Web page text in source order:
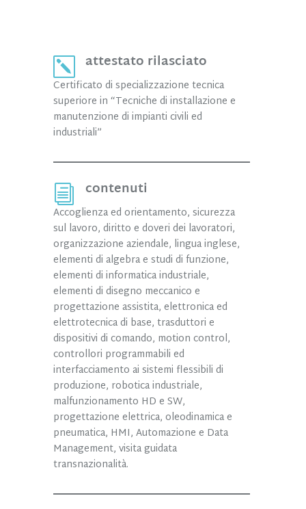
k attestato rilasciato
Certificato di specializzazione tecnica
superiore in “Tecniche di installazione e
manutenzione di impianti civili ed
industriali”
i contenuti
Accoglienza ed orientamento, sicurezza
sul lavoro, diritto e doveri dei lavoratori,
organizzazione aziendale, lingua inglese,
elementi di algebra e studi di funzione,
elementi di informatica industriale,
elementi di disegno meccanico e
progettazione assistita, elettronica ed
elettrotecnica di base, trasduttori e
dispositivi di comando, motion control,
controllori programmabili ed
interfacciamento ai sistemi flessibili di
produzione, robotica industriale,
malfunzionamento HD e SW,
progettazione elettrica, oleodinamica e
pneumatica, HMI, Automazione e Data
Management, visita guidata
transnazionalità.